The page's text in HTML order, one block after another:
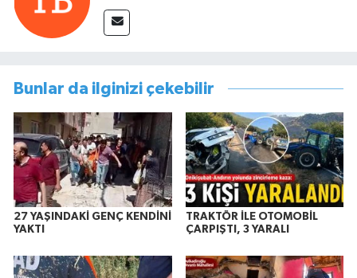
Bunlar da ilginizi çekebilir
27 YAŞINDAKİ GENÇ KENDİNİ
YAKTI
TRAKTÖR İLE OTOMOBİL
ÇARPIŞTI, 3 YARALI